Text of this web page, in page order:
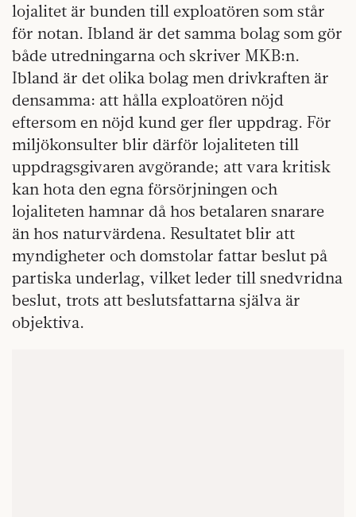
lojalitet är bunden till exploatören som står
för notan. Ibland är det samma bolag som gör
både utredningarna och skriver MKB:n.
Ibland är det olika bolag men drivkraften är
densamma: att hålla exploatören nöjd
eftersom en nöjd kund ger fler uppdrag. För
miljökonsulter blir därför lojaliteten till
uppdragsgivaren avgörande; att vara kritisk
kan hota den egna försörjningen och
lojaliteten hamnar då hos betalaren snarare
än hos naturvärdena. Resultatet blir att
myndigheter och domstolar fattar beslut på
partiska underlag, vilket leder till snedvridna
beslut, trots att beslutsfattarna själva är
objektiva.